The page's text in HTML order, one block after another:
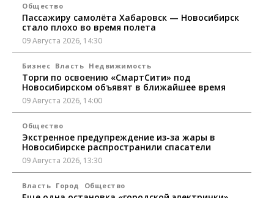
Общество
Пассажиру самолёта Хабаровск — Новосибирск
стало плохо во время полета
09 Августа 2026, 14:30
Бизнес Власть Недвижимость
Торги по освоению «СмартСити» под
Новосибирском объявят в ближайшее время
09 Августа 2026, 14:00
Общество
Экстренное предупреждение из-за жары в
Новосибирске распространили спасатели
09 Августа 2026, 13:30
Власть Город Общество